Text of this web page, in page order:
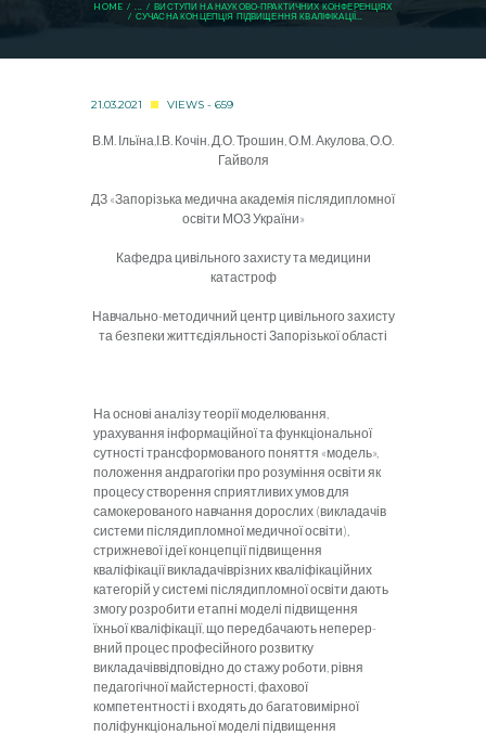
HOME ...
ВИСТУПИ НА НАУКОВО-ПРАКТИЧНИХ КОНФЕРЕНЦІЯХ
СУЧАСНА КОНЦЕПЦІЯ ПІДВИЩЕННЯ КВАЛІФІКАЦІЇ...
21.03.2021 VIEWS - 659
В.М. Ільїна,І.В. Кочін, Д.О. Трошин, О.М. Акулова, О.О.
Гайволя
ДЗ «Запорізька медична академія післядипломної
освіти МОЗ України»
Кафедра цивільного захисту та медицини
катастроф
Навчально-методичний центр цивільного захисту
та безпеки життєдіяльності Запорізької області
На основі аналізу теорії моделювання,
урахування інфор­маційної та функціональної
сутності трансформованого поняття «модель»,
положення андрагогіки про розуміння освіти як
про­цесу створення сприятливих умов для
самокерованого навчання дорослих (викладачів
системи післядипломної медичної освіти),
стрижневої ідеї концепції підвищення
кваліфікації викладачіврізних кваліфікаційних
категорій у системі післядипломної освіти дають
змогу розробити етапні мо­делі підвищення
їхньої кваліфікації, що передбачають неперер­
вний процес професійного розвитку
викладачіввідповідно до стажу роботи, рівня
педагогічної майстерності, фахової
компетентності і входять до багатовимірної
поліфункціональної моделі підви­щення